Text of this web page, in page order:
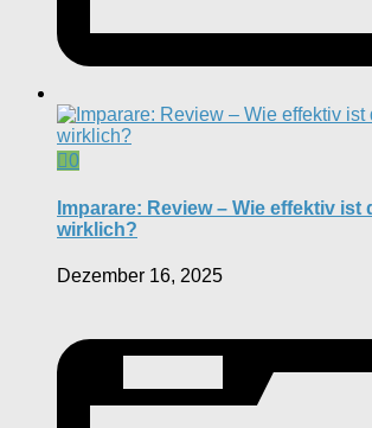
0
Imparare: Review – Wie effektiv
wirklich?
Dezember 16, 2025